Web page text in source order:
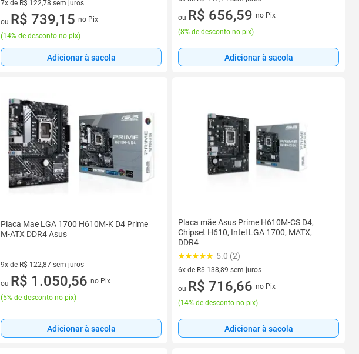
7x de R$ 122,78 sem juros
7 vez de R$ 122,78 sem juros
ou R$ 739,15 no Pix
(14% de desconto no pix)
Adicionar à sacola
5 vez de R$ 142,74 sem juros
ou R$ 656,59 no Pix
(8% de desconto no pix)
Adicionar à sacola
Placa Mae LGA 1700 H610M-K D4 Prime
M-ATX DDR4 Asus
9x de R$ 122,87 sem juros
9 vez de R$ 122,87 sem juros
ou R$ 1.050,56 no Pix
(5% de desconto no pix)
Adicionar à sacola
Placa mãe Asus Prime H610M-CS D4,
Chipset H610, Intel LGA 1700, MATX,
DDR4
5.0 (2)
6x de R$ 138,89 sem juros
6 vez de R$ 138,89 sem juros
ou R$ 716,66 no Pix
(14% de desconto no pix)
Adicionar à sacola